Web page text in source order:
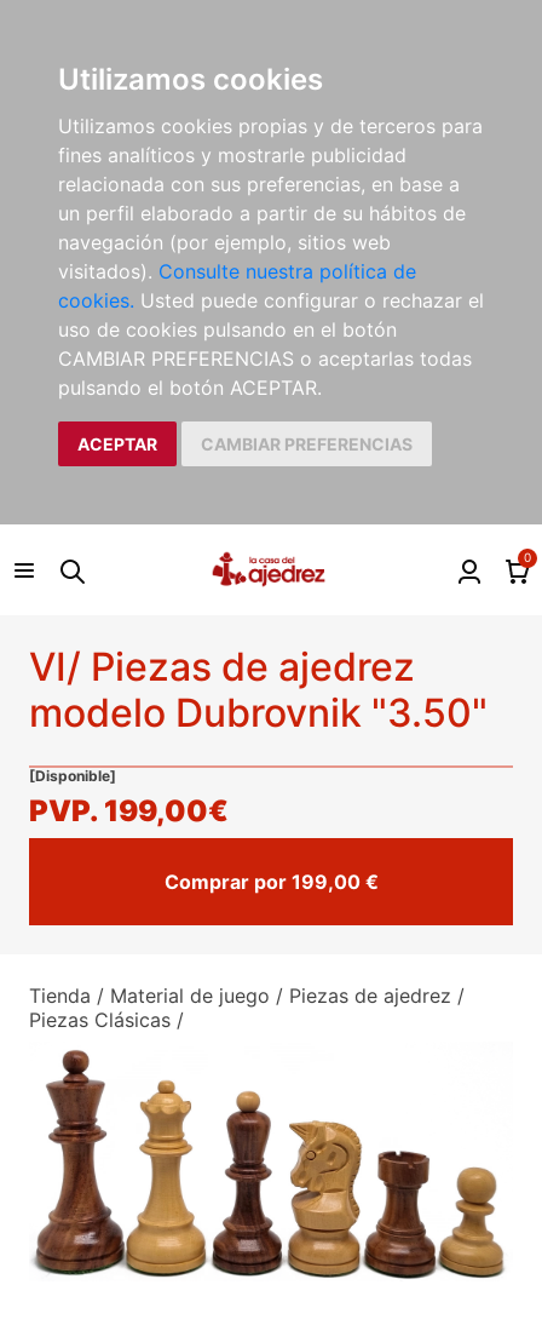
Utilizamos cookies
Utilizamos cookies propias y de terceros para
fines analíticos y mostrarle publicidad
relacionada con sus preferencias, en base a
un perfil elaborado a partir de su hábitos de
navegación (por ejemplo, sitios web
visitados). Consulte nuestra política de
cookies. Usted puede configurar o rechazar el
uso de cookies pulsando en el botón
CAMBIAR PREFERENCIAS o aceptarlas todas
pulsando el botón ACEPTAR.
ACEPTAR CAMBIAR PREFERENCIAS
0
Tienda / Material de juego / Piezas de ajedrez /
Piezas Clásicas /
VI/ Piezas de ajedrez
modelo Dubrovnik "3.50"
[Disponible]
PVP. 199,00€
Comprar por 199,00 €